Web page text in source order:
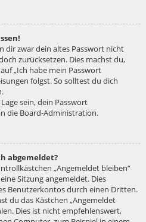
dir zwar dein altes Passwort nicht
zurücksetzen. Dies machst du,
„Ich habe mein Passwort
folgst. So solltest du dich
sein, dein Passwort
die Board-Administration.
abgemeldet?
„Angemeldet bleiben“
Sitzung angemeldet. Dies
Benutzerkontos durch einen Dritten.
du das Kästchen „Angemeldet
Dies ist nicht empfehlenswert,